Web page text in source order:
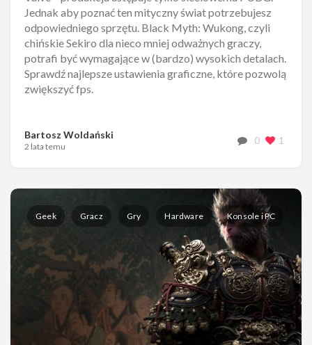
Jednak aby poznać ten mityczny świat potrzebujesz
odpowiedniego sprzętu. Black Myth: Wukong, czyli
chińskie Sekiro dla nieco mniej odważnych graczy,
potrafi być wymagające w (bardzo) wysokich detalach.
Sprawdź najlepsze ustawienia graficzne, które pozwolą
zwiększyć fps.
Bartosz Woldański
2 lata temu
0 1
Geek Gracz Gry Hardware Konsole i PC